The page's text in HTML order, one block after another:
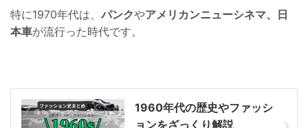
特に1970年代は、 パンクやアメリカンニューシネマ、日
本車が流行った時代です。
1960年代の歴史やファッシ
ョンをざっくり解説